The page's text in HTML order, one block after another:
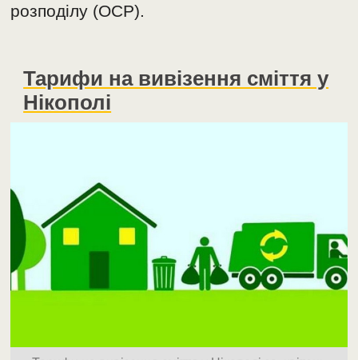
розподілу (ОСР).
Тарифи на вивізення сміття у
Нікополі